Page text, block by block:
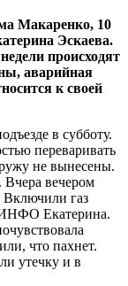
Макаренко, 10
Эскаева.
происходят
аварийная
к своей
в субботу.
переваривать
не вынесены.
Вчера вечером
Включили газ
ИНФО Екатерина.
что пахнет.
утечку и в